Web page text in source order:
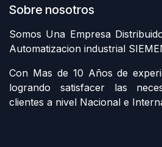
Sobre nosotros
Somos Una Empresa
Automatizacion industrial
Con Mas de 10 Años de
logrando satisfacer las
clientes a nivel Nacional e